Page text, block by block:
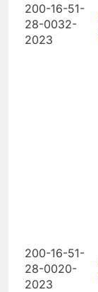
200-16-51-
28-0032-
2023
200-16-51-
28-0020-
2023